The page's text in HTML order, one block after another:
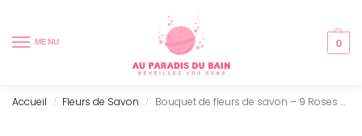
MENU 0
Accueil / Fleurs de Savon / Bouquet de fleurs de savon – 9 Roses Rouges – Carré